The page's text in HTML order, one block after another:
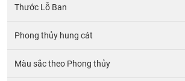
Thước Lỗ Ban
Phong thủy hung cát
Màu sắc theo Phong thủy